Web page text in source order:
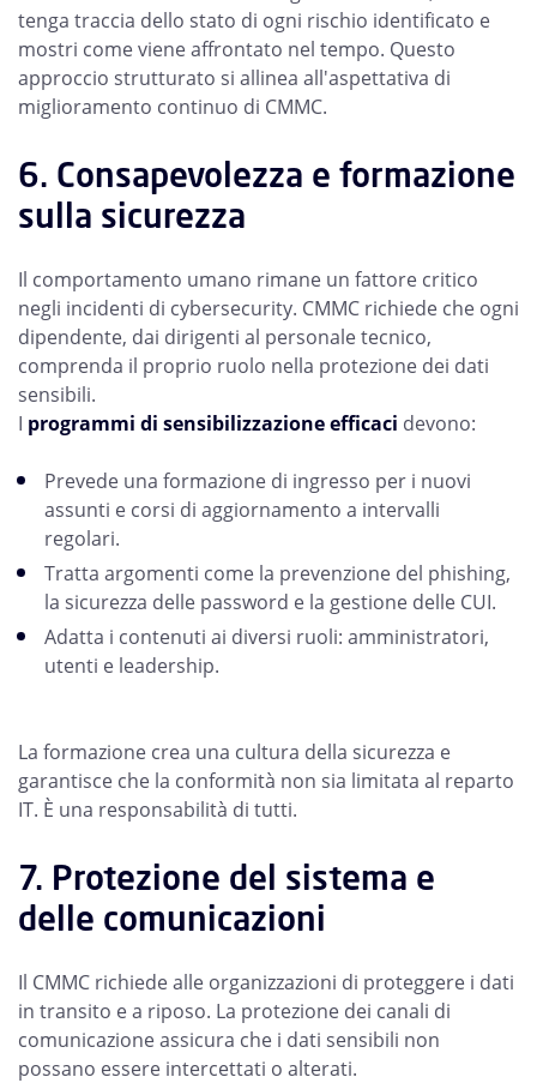
tenga traccia dello stato di ogni rischio identificato e
mostri come viene affrontato nel tempo. Questo
approccio strutturato si allinea all'aspettativa di
miglioramento continuo di CMMC.
6. Consapevolezza e formazione
sulla sicurezza
Il comportamento umano rimane un fattore critico
negli incidenti di cybersecurity. CMMC richiede che ogni
dipendente, dai dirigenti al personale tecnico,
comprenda il proprio ruolo nella protezione dei dati
sensibili.
I programmi di sensibilizzazione efficaci devono:
Prevede una formazione di ingresso per i nuovi
assunti e corsi di aggiornamento a intervalli
regolari.
Tratta argomenti come la prevenzione del phishing,
la sicurezza delle password e la gestione delle CUI.
Adatta i contenuti ai diversi ruoli: amministratori,
utenti e leadership.
La formazione crea una cultura della sicurezza e
garantisce che la conformità non sia limitata al reparto
IT. È una responsabilità di tutti.
7. Protezione del sistema e
delle comunicazioni
Il CMMC richiede alle organizzazioni di proteggere i dati
in transito e a riposo. La protezione dei canali di
comunicazione assicura che i dati sensibili non
possano essere intercettati o alterati.